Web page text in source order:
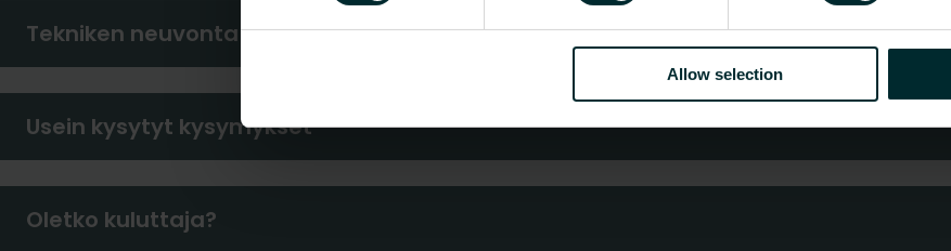
Allow selection
Tekniken neuvonta
Usein kysytyt kysymykset
Oletko kuluttaja?